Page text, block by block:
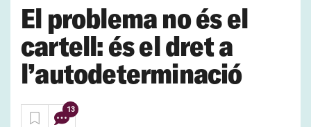
El problema no és el
cartell: és el dret a
l’autodeterminació
13